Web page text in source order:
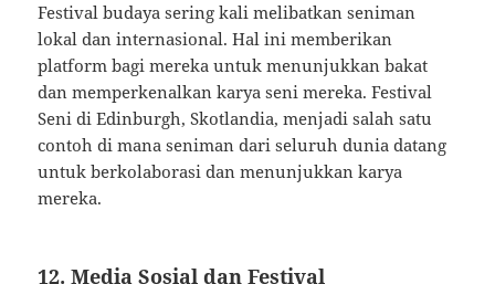
Festival budaya sering kali melibatkan seniman
lokal dan internasional. Hal ini memberikan
platform bagi mereka untuk menunjukkan bakat
dan memperkenalkan karya seni mereka. Festival
Seni di Edinburgh, Skotlandia, menjadi salah satu
contoh di mana seniman dari seluruh dunia datang
untuk berkolaborasi dan menunjukkan karya
mereka.
12. Media Sosial dan Festival